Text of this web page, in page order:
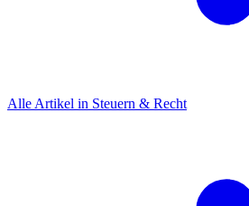
Alle Artikel in Steuern & Recht